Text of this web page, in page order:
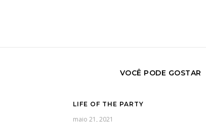
VOCÊ PODE GOSTAR
LIFE OF THE PARTY
maio 21, 2021